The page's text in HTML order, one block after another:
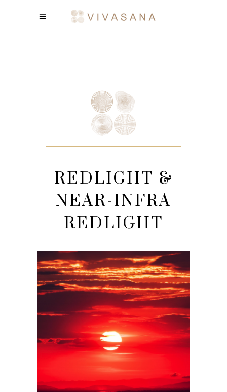
REDLIGHT &
NEAR-INFRA
REDLIGHT